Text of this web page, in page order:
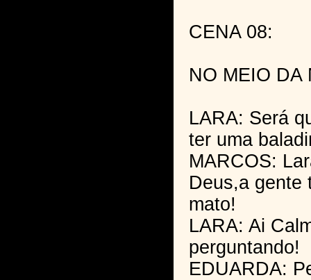
CENA 08:
NO MEIO DA
LARA: Será
ter uma
MARCOS:
Deus,a gente
mato!
LARA: Ai
perguntando!
EDUARDA: